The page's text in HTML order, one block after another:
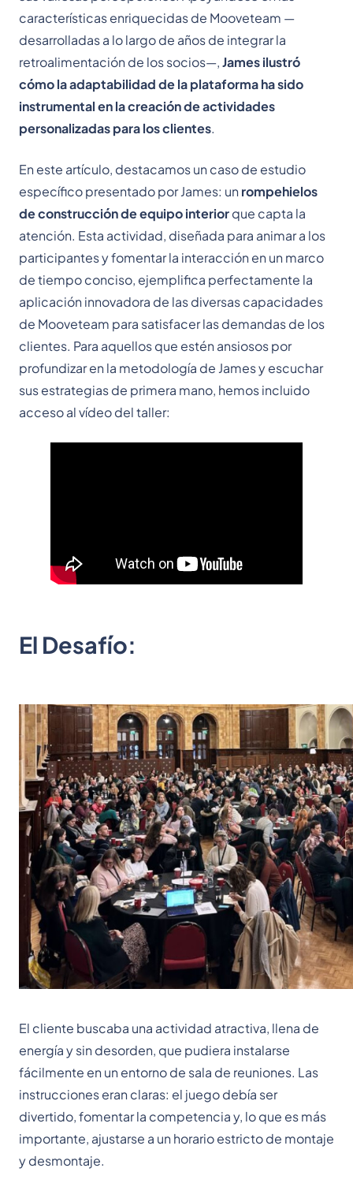
características enriquecidas de Mooveteam —
desarrolladas a lo largo de años de integrar la
retroalimentación de los socios—,James ilustró
cómo la adaptabilidad de la plataforma ha sido
instrumental en la creación de actividades
personalizadas para los clientes.
En este artículo, destacamos un caso de estudio
específico presentado por James: un rompehielos
de construcción de equipo interiorque capta la
atención. Esta actividad, diseñada para animar a los
participantes y fomentar la interacción en un marco
de tiempo conciso, ejemplifica perfectamente la
aplicación innovadora de las diversas capacidades
de Mooveteam para satisfacer las demandas de los
clientes. Para aquellos que estén ansiosos por
profundizar en la metodología de James y escuchar
sus estrategias de primera mano, hemos incluido
acceso al vídeo del taller:
El Desafío:
El cliente buscaba una actividad atractiva, llena de
energía y sin desorden, que pudiera instalarse
fácilmente en un entorno de sala de reuniones. Las
instrucciones eran claras: el juego debía ser
divertido, fomentar la competencia y, lo que es más
importante, ajustarse a un horario estricto de montaje
y desmontaje.